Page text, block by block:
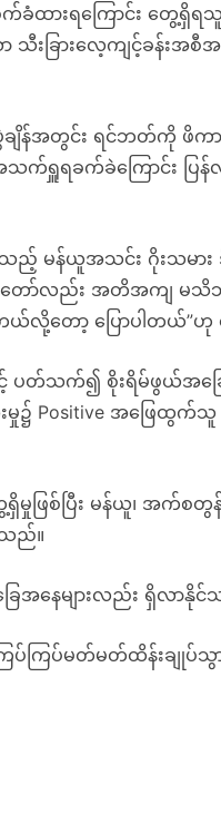
ခံထားရကြောင်း တွေ့ရှိ
သာ သီးခြားလေ့ကျင့်ခန်
န်အတွင်း ရင်ဘတ်ကို ဖိကာ
သက်ရှူရခက်ခဲကြောင်း ပ
မန်ယူအသင်း ဂိုးသမား ဒီ
တော်လည်း အတိအကျ မသိ
ာ့ ပြောပါတယ်”ဟု ပ
ပတ်သက်၍ စိုးရိမ်ဖွယ်အခြေ
၌ Positive အဖြေထွက်
မှုဖြစ်ပြီး မန်ယူ၊ အက်
သည်။
အနေများလည်း ရှိလာနိုင်
ပ်ကြပ်မတ်မတ်ထိန်းချုပ်သွ